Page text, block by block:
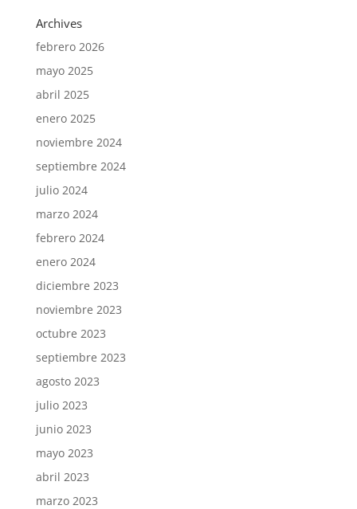
Archives
febrero 2026
mayo 2025
abril 2025
enero 2025
noviembre 2024
septiembre 2024
julio 2024
marzo 2024
febrero 2024
enero 2024
diciembre 2023
noviembre 2023
octubre 2023
septiembre 2023
agosto 2023
julio 2023
junio 2023
mayo 2023
abril 2023
marzo 2023